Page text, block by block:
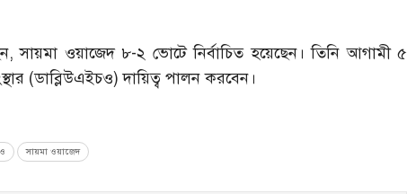
সায়মা ওয়াজেদ ৮-২ ভোটে নির্বাচিত হয়েছেন। তিনি আগামী ৫
(ডাব্লিউএইচও) দায়িত্ব পালন করবেন।
সায়মা ওয়াজেদ